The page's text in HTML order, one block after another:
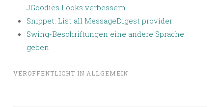
JGoodies Looks verbessern
Snippet: List all MessageDigest provider
Swing-Beschriftungen eine andere Sprache
geben
VERÖFFENTLICHT IN ALLGEMEIN